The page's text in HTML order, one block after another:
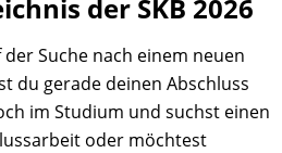
der SKB 2026
Suche nach einem neuen
du gerade deinen Abschluss
im Studium und suchst einen
oder möchtest